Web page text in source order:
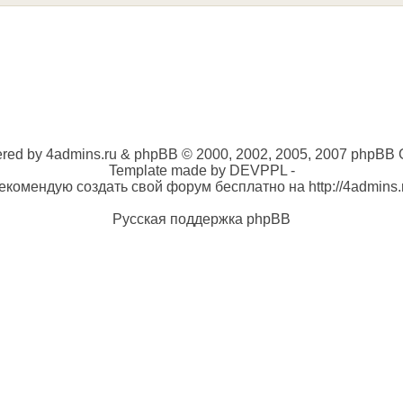
by 4admins.ru & phpBB © 2000, 2002, 2005, 2007 phpBB
Template made by DEVPPL -
создать свой форум бесплатно на http://
Русская поддержка phpBB